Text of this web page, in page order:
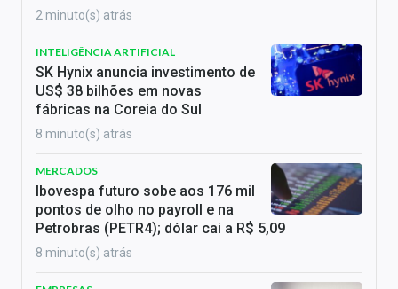
2 minuto(s) atrás
INTELIGÊNCIA ARTIFICIAL
SK Hynix anuncia investimento de
US$ 38 bilhões em novas
fábricas na Coreia do Sul
8 minuto(s) atrás
MERCADOS
Ibovespa futuro sobe aos 176 mil
pontos de olho no payroll e na
Petrobras (PETR4); dólar cai a R$ 5,09
8 minuto(s) atrás